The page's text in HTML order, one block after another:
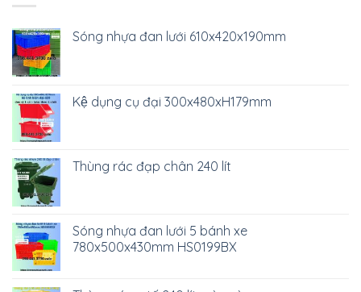
Sóng nhựa đan lưới 610x420x190mm
Kệ dụng cụ đại 300x480xH179mm
Thùng rác đạp chân 240 lít
Sóng nhựa đan lưới 5 bánh xe
780x500x430mm HS0199BX